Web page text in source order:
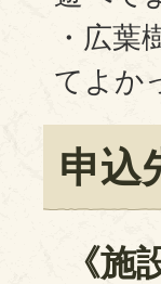
・広
てよか
申込
《施